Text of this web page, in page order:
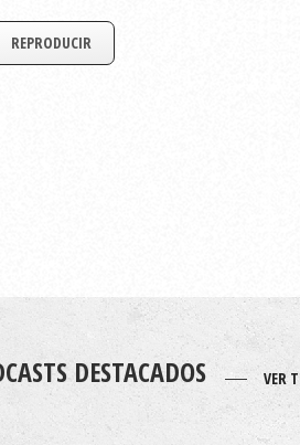
REPRODUCIR
DESTACADOS VER